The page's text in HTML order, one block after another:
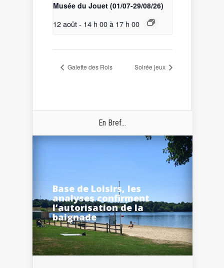
Musée du Jouet (01/07-29/08/26)
12 août - 14 h 00à 17 h 00
Galette des Rois Soirée jeux
En Bref...
Base de Loisirs, les
analyses confirment
l’autorisation de la
baignade